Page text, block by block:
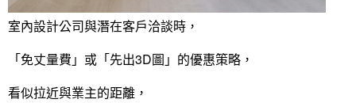
室內設計公司與潛在客戶洽談時，
「免丈量費」或「先出3D圖」的優惠策略，
看似拉近與業主的距離，